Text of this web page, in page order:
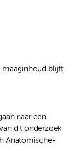
maaginhoud blijft
naar een
dit onderzoek
Anatomische-